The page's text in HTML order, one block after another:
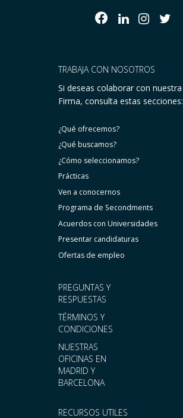
RECURSOS UTILES
PREGUNTAS Y
RESPUESTAS
TÉRMINOS Y
CONDICIONES
NUESTRAS
OFICINAS EN
MADRID Y
BARCELONA
TRABAJA CON NOSOTROS
Si deseas colaborar con nuestra
Firma, consulta estas secciones:
¿Qué ofrecemos?
¿Qué buscamos?
¿Cómo seleccionamos?
Prácticas
Ven a conocernos
Programa de Secondments
Acuerdos con Universidades
Presentar candidaturas
Ofertas de empleo